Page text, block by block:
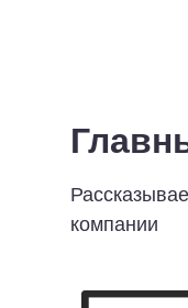
компании